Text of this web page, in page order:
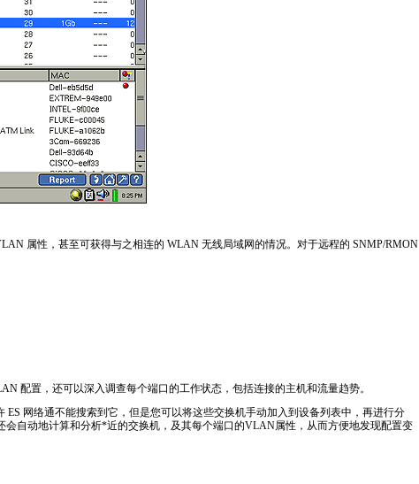
属性，甚至可获得与之相连的 WLAN 无线局域网的情况。对于远程的 SNMP/RMON
配置，还可以深入调查每个端口的工作状态，包括连接的主机和流量趋势。
网络通不能搜索到它，但是您可以将这些交换机手动加入到设备列表中，再进行分
会自动地计算和分析*近的交换机，及其每个端口的VLAN属性，从而方便地发现配置变